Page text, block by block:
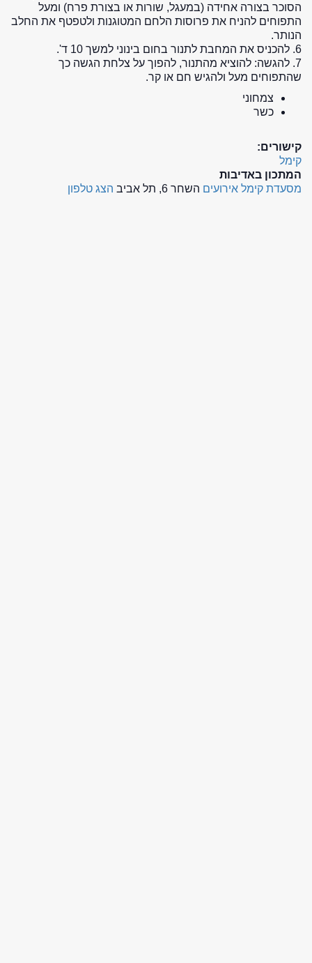
הסוכר בצורה אחידה (במעגל, שורות או בצורת פרח) ומעל
התפוחים להניח את פרוסות הלחם המטוגנות ולטפטף את החלב
הנותר.
6. להכניס את המחבת לתנור בחום בינוני למשך 10 ד'.
7. להגשה: להוציא מהתנור, להפוך על צלחת הגשה כך
שהתפוחים מעל ולהגיש חם או קר.
צמחוני
כשר
קישורים:
קימל
המתכון באדיבות
מסעדת קימל אירועים השחר 6, תל אביב הצג טלפון